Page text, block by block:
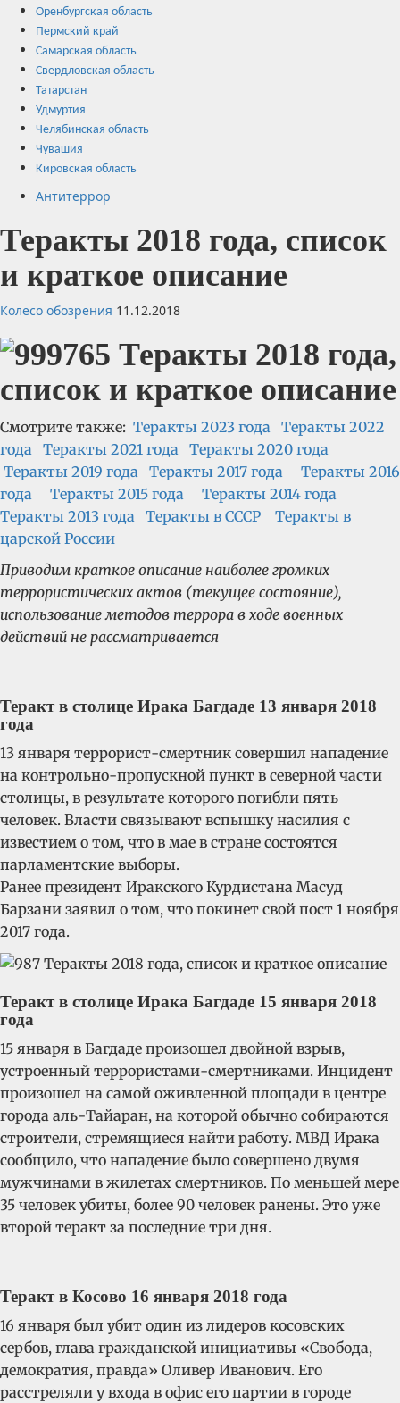
Оренбургская область
Пермский край
Самарская область
Свердловская область
Татарстан
Удмуртия
Челябинская область
Чувашия
Кировская область
Антитеррор
Теракты 2018 года, список
и краткое описание
Колесо обозрения 11.12.2018
Смотрите также: Теракты 2023 года Теракты 2022
года Теракты 2021 года Теракты 2020 года
Теракты 2019 года Теракты 2017 года
Теракты 2016
года
Теракты 2015 года
Теракты 2014 года
Теракты 2013 года Теракты в СССР
Теракты в
царской России
Приводим краткое описание наиболее громких
террористических актов (текущее состояние),
использование методов террора в ходе военных
действий не рассматривается
Теракт в столице Ирака Багдаде 13 января 2018
года
13 января террорист-смертник совершил нападение
на контрольно-пропускной пункт в северной части
столицы, в результате которого погибли пять
человек. Власти связывают вспышку насилия с
известием о том, что в мае в стране состоятся
парламентские выборы.
Ранее президент Иракского Курдистана Масуд
Барзани заявил о том, что покинет свой пост 1 ноября
2017 года.
Теракт в столице Ирака Багдаде 15 января 2018
года
15 января в Багдаде произошел двойной взрыв,
устроенный террористами-смертниками. Инцидент
произошел на самой оживленной площади в центре
города аль-Тайаран, на которой обычно собираются
строители, стремящиеся найти работу. МВД Ирака
сообщило, что нападение было совершено двумя
мужчинами в жилетах смертников. По меньшей мере
35 человек убиты, более 90 человек ранены. Это уже
второй теракт за последние три дня.
Теракт в Косово 16 января 2018 года
16 января был убит один из лидеров косовских
сербов, глава гражданской инициативы «Свобода,
демократия, правда» Оливер Иванович. Его
расстреляли у входа в офис его партии в городе